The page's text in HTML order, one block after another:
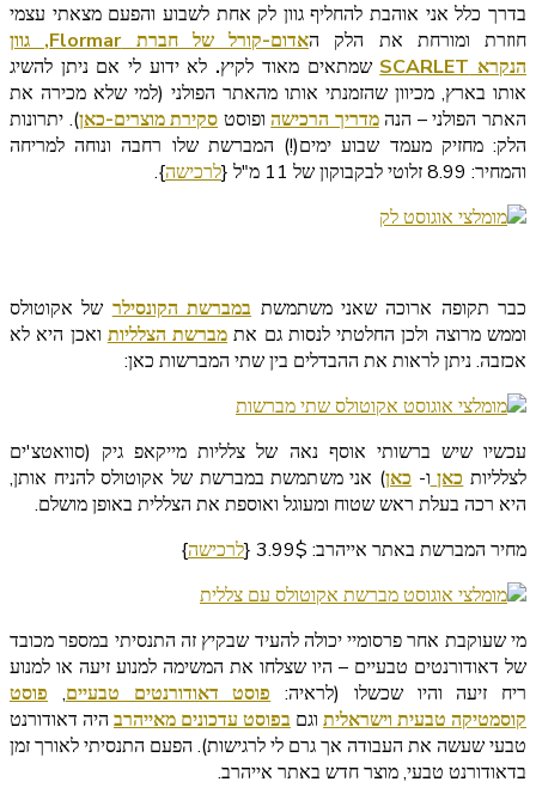
בדרך כלל אני אוהבת להחליף גוון לק אחת לשבוע והפעם מצאתי עצמי
חוזרת ומורחת את הלק ה
אדום-קורל של חברת Flormar, גוון
הנקרא SCARLET
שמתאים מאוד לקיץ. לא ידוע לי אם ניתן להשיג
אותו בארץ, מכיוון שהזמנתי אותו מהאתר הפולני (למי שלא מכירה את
האתר הפולני – הנהמדריך הרכישה ופוסט סקירת מוצרים-כאן). יתרונות
הלק: מחזיק מעמד שבוע ימים(!) המברשת שלו רחבה ונוחה למריחה
והמחיר: 8.99 זלוטי לבקבוקון של 11 מ"ל {
לרכישה}.
כבר תקופה ארוכה שאני משתמשת במברשת הקונסילר של אקוטולס
וממש מרוצה ולכן החלטתי לנסות גם את מברשת הצלליות ואכן היא לא
אכזבה. ניתן לראות את ההבדלים בין שתי המברשות כאן:
עכשיו שיש ברשותי אוסף נאה של צלליות מייקאפ גיק (סוואטצ'ים
לצלליות כאן ו- כאן) אני משתמשת במברשת של אקוטולס להניח אותן,
היא רכה בעלת ראש שטוח ומעוגל ואוספת את הצללית באופן מושלם.
מחיר המברשת באתר אייהרב: 3.99$ {
לרכישה}
מי שעוקבת אחר פרסומיי יכולה להעיד שבקיץ זה התנסיתי במספר מכובד
של דאודורנטים טבעיים – היו שצלחו את המשימה למנוע זיעה או למנוע
ריח זיעה והיו שכשלו (לראיה: פוסט דאודורנטים טבעיים, פוסט
קוסמטיקה טבעית וישראלית וגם בפוסט עדכונים מאייהרב היה דאודורנט
טבעי שעשה את העבודה אך גרם לי לרגישות). הפעם התנסיתי לאורך זמן
בדאודורנט טבעי, מוצר חדש באתר אייהרב.